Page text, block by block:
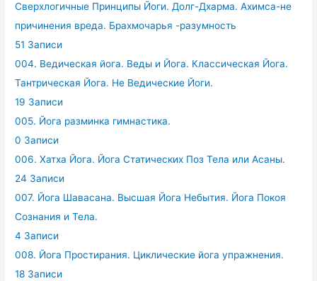
Сверхлогичные Принципы Йоги. Долг-Дхарма. Ахимса-не
причинения вреда. Брахмочарья -разумность
51 Записи
004. Ведическая йога. Веды и Йога. Классическая Йога.
Тантрическая Йога. Не Ведические Йоги.
19 Записи
005. Йога разминка гимнастика.
0 Записи
006. Хатха Йога. Йога Статических Поз Тела или Асаны.
24 Записи
007. Йога Шавасана. Высшая Йога Небытия. Йога Покоя
Сознания и Тела.
4 Записи
008. Йога Простирания. Циклические йога упражнения.
18 Записи